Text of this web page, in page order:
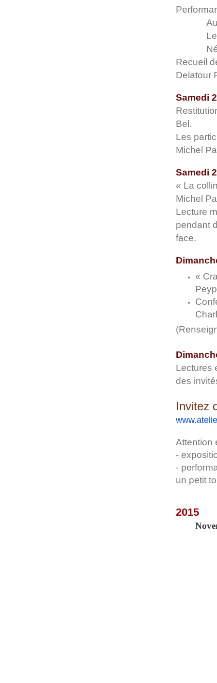
Recueil
Delatour
Samedi
Bel.
Les
Michel
Samedi
« La
Michel
Lecture
pendant
face.
«
Lectures
des
Invitez
Attention
-
-
un petit
2015